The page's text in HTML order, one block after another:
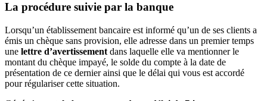
La procédure suivie par la banque
Lorsqu’un établissement bancaire est informé qu’un de ses clients a
émis un chèque sans provision, elle adresse dans un premier temps
une lettre d’avertissement dans laquelle elle va mentionner le
montant du chèque impayé, le solde du compte à la date de
présentation de ce dernier ainsi que le délai qui vous est accordé
pour régulariser cette situation.